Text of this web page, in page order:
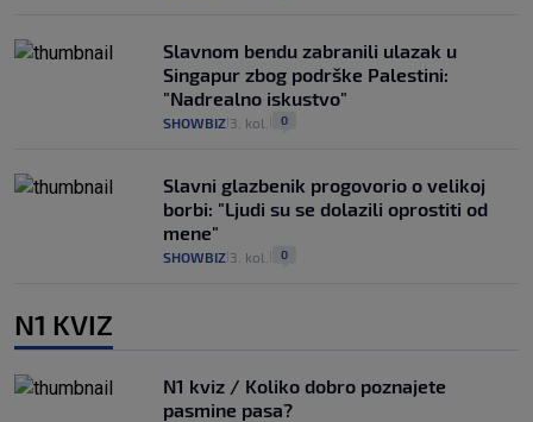
Slavnom bendu zabranili ulazak u
Singapur zbog podrške Palestini:
"Nadrealno iskustvo"
SHOWBIZ 3. kol. 0
Slavni glazbenik progovorio o velikoj
borbi: "Ljudi su se dolazili oprostiti od
mene"
SHOWBIZ 3. kol. 0
N1 KVIZ
N1 kviz / Koliko dobro poznajete
pasmine pasa?